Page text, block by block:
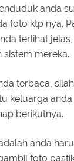
anda
foto ktp nya.
terlihat
mereka.
terbaca,
keluarga
berikutnya.
anda
foto